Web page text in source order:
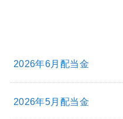
2026年6月配当金
2026年5月配当金